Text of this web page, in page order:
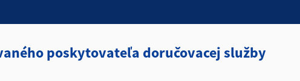
poskytovateľa doručovacej služby